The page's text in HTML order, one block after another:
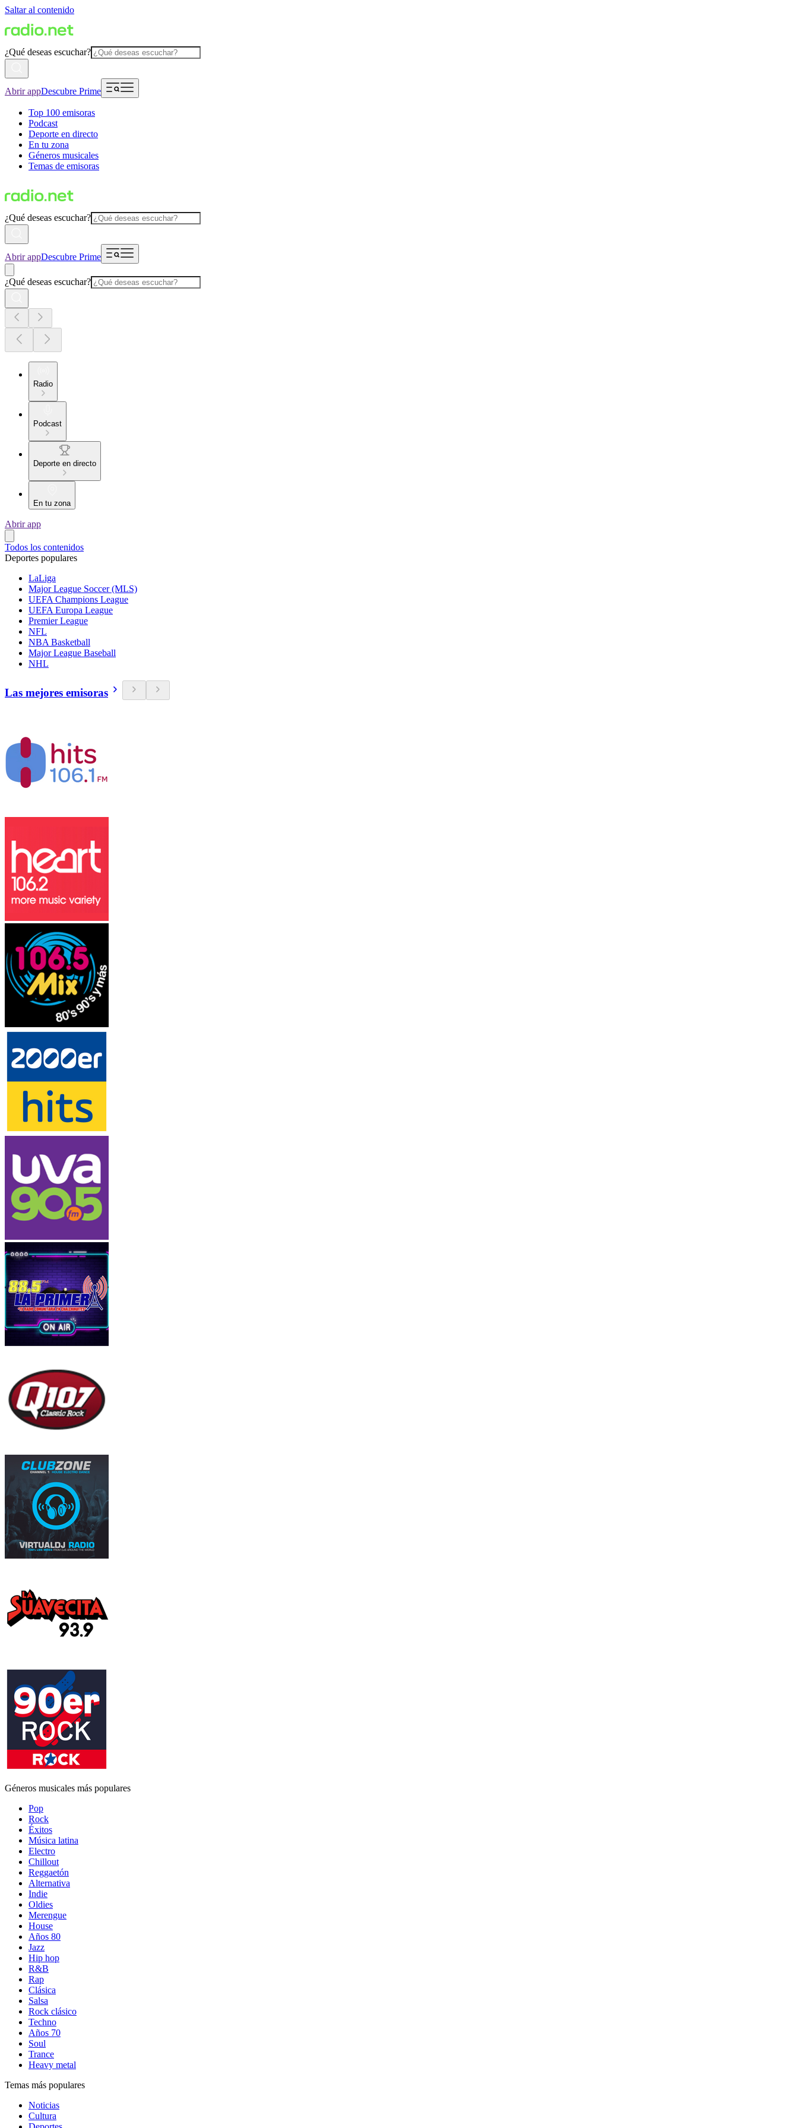
Saltar al contenido
¿Qué deseas escuchar?
Abrir appDescubre Prime
Top 100 emisoras
Podcast
Deporte en directo
En tu zona
Géneros musicales
Temas de emisoras
¿Qué deseas escuchar?
Abrir appDescubre Prime
¿Qué deseas escuchar?
Radio
Podcast
Deporte en directo
En tu zona
Abrir app
Todos los contenidos
Deportes populares
LaLiga
Major League Soccer (MLS)
UEFA Champions League
UEFA Europa League
Premier League
NFL
NBA Basketball
Major League Baseball
NHL
Las mejores emisoras
Géneros musicales más populares
Pop
Rock
Éxitos
Música latina
Electro
Chillout
Reggaetón
Alternativa
Indie
Oldies
Merengue
House
Años 80
Jazz
Hip hop
R&B
Rap
Clásica
Salsa
Rock clásico
Techno
Años 70
Soul
Trance
Heavy metal
Temas más populares
Noticias
Cultura